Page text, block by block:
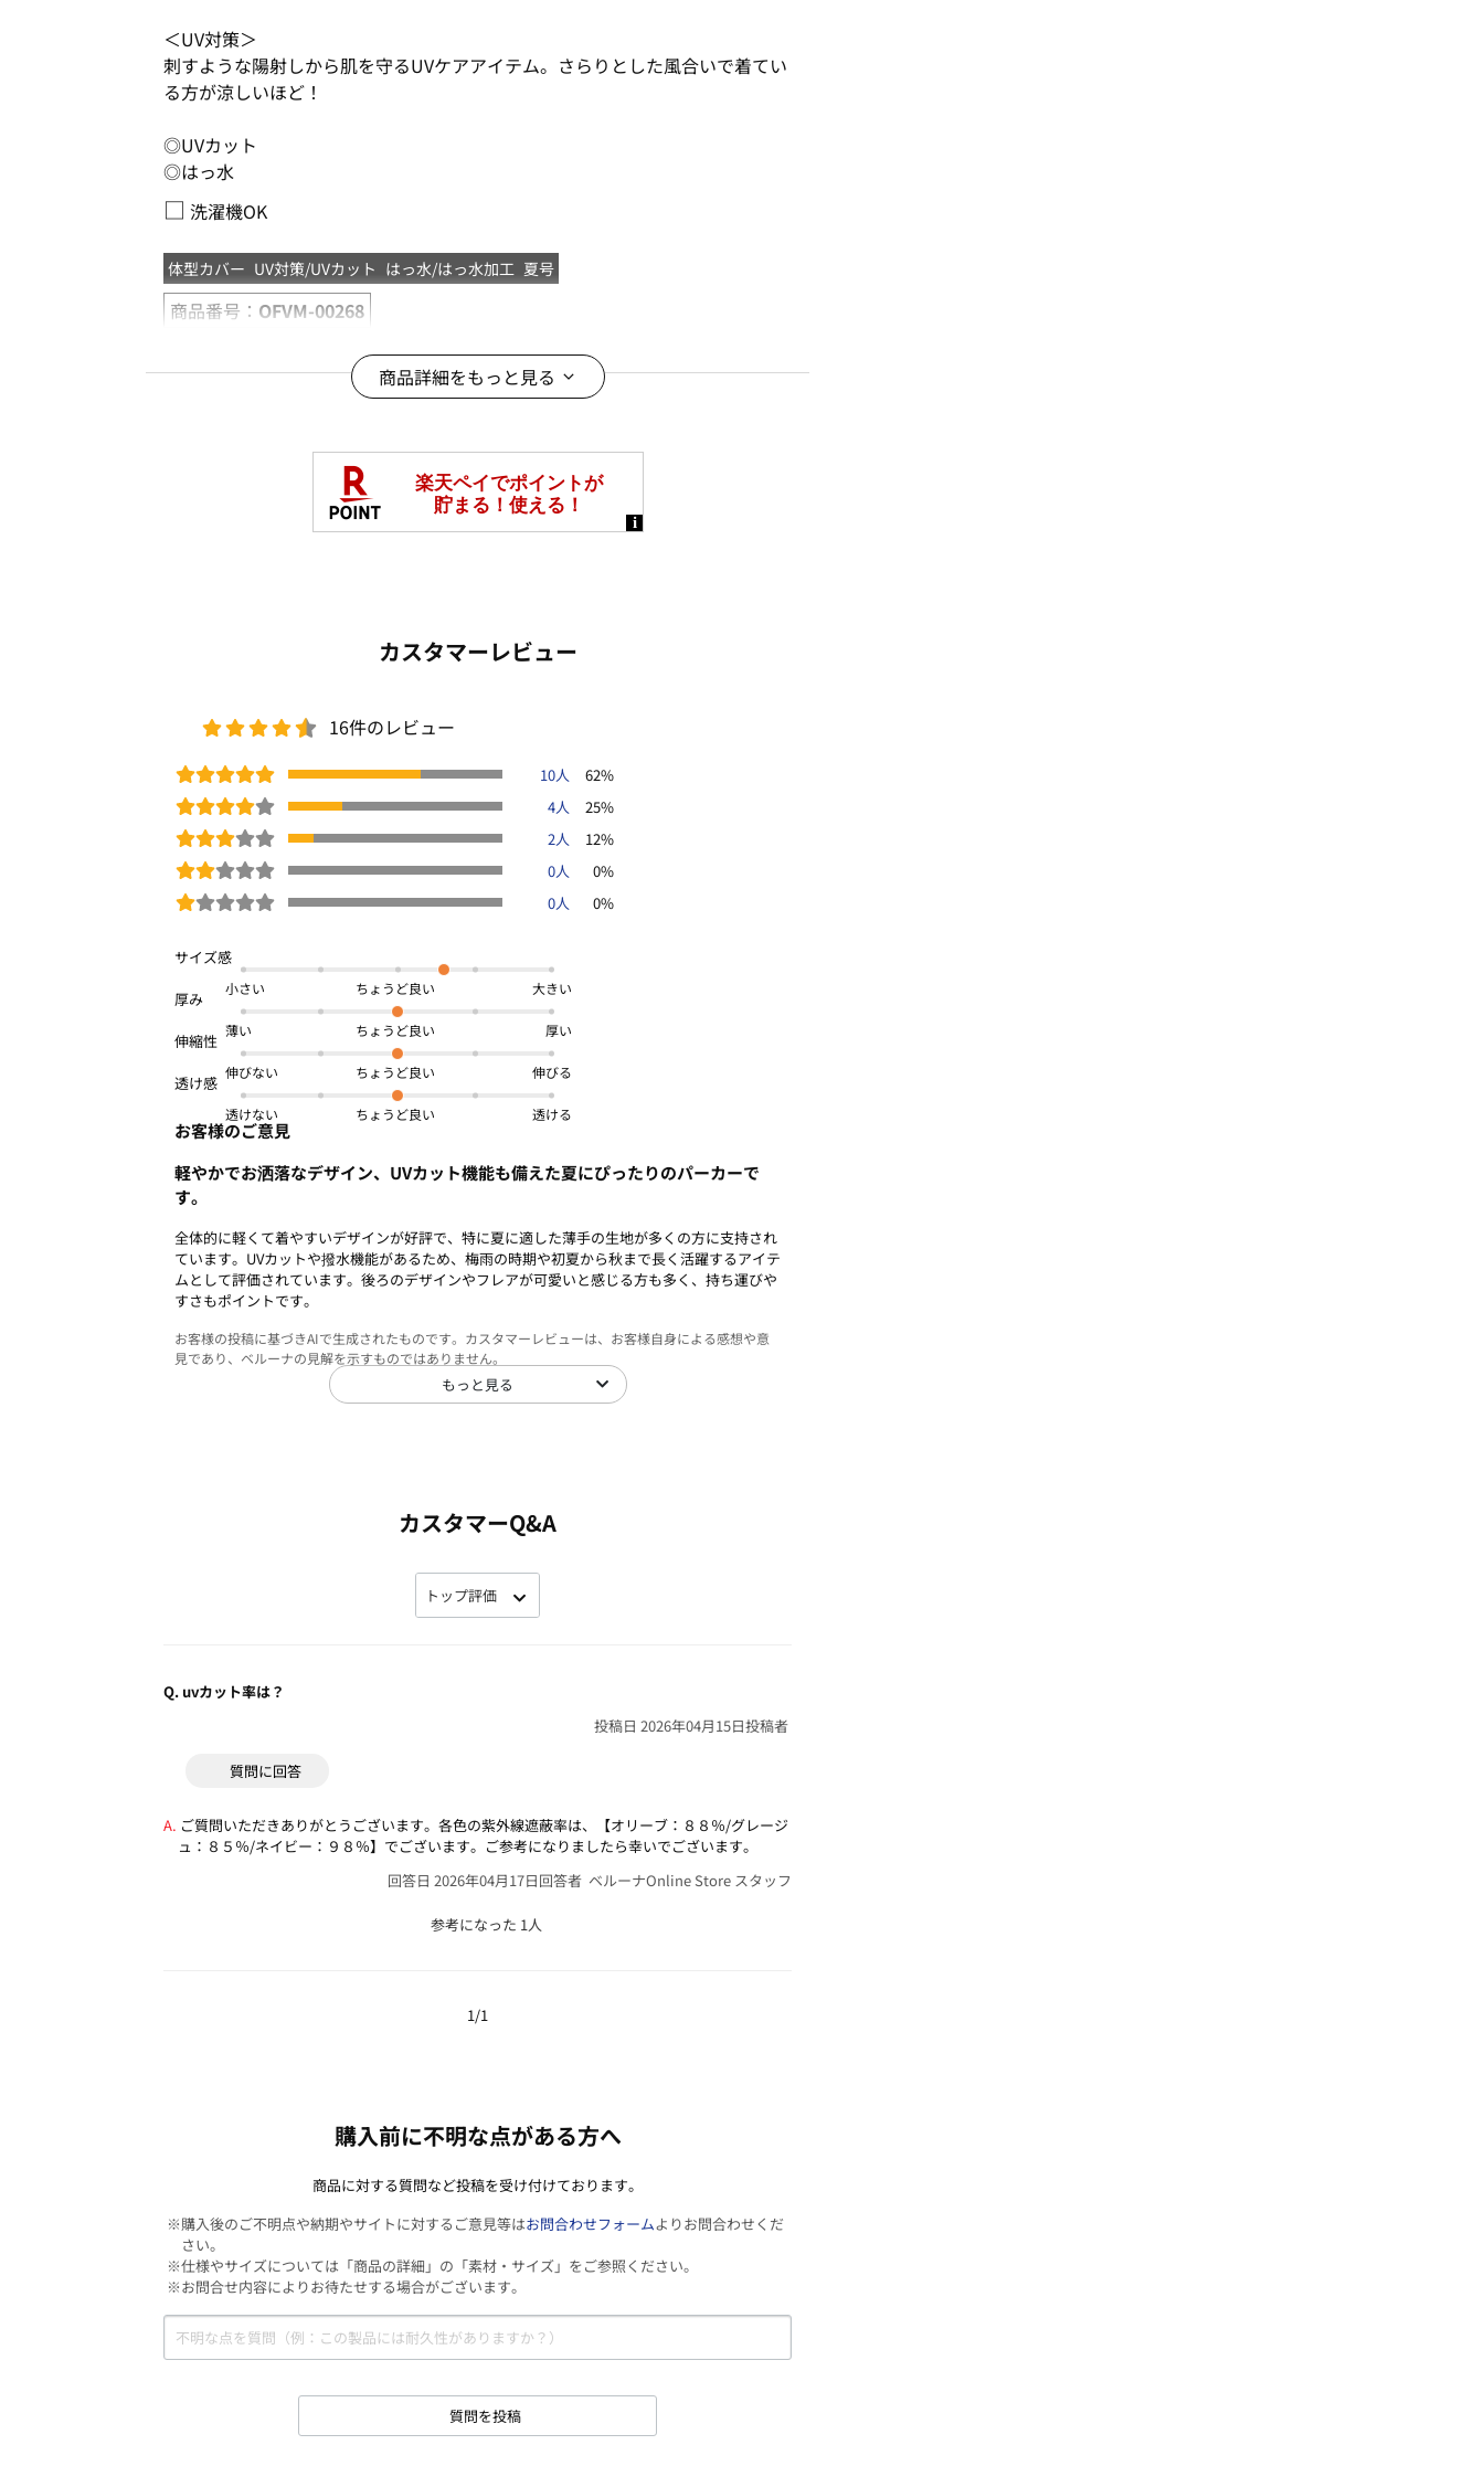
＜UV対策＞
刺すような陽射しから肌を守るUVケアアイテム。さらりとした風合いで着てい
る方が涼しいほど！
◎UVカット
◎はっ水
□ 洗濯機OK
体型カバー UV対策/UVカット はっ水/はっ水加工 夏号
商品番号： OFVM-00268
商品詳細をもっと見る
カスタマーレビュー
16件のレビュー
10人
62%
4人
25%
2人
12%
0人
0%
0人
0%
小さい 大きい
薄い 厚い
伸びない 伸びる
透けない 透ける
お客様のご意見
軽やかでお洒落なデザイン、UVカット機能も備えた夏にぴったりのパーカーで
す。
全体的に軽くて着やすいデザインが好評で、特に夏に適した薄手の生地が多くの方に支持され
ています。UVカットや撥水機能があるため、梅雨の時期や初夏から秋まで長く活躍するアイテ
ムとして評価されています。後ろのデザインやフレアが可愛いと感じる方も多く、持ち運びや
すさもポイントです。
お客様の投稿に基づきAIで生成されたものです。カスタマーレビューは、お客様自身による感想や意
見であり、ベルーナの見解を示すものではありません。
もっと見る
カスタマーQ&A
Q. uvカット率は？
投稿者
投稿日 2026年04月15日
ご質問いただきありがとうございます。各色の紫外線遮蔽率は、【オリーブ：８８％/グレージ
ュ：８５％/ネイビー：９８％】でございます。ご参考になりましたら幸いでございます。
回答者 ベルーナOnline Store スタッフ
回答日 2026年04月17日
参考になった 1人
質問に回答
1/1
購入前に不明な点がある方へ
商品に対する質問など投稿を受け付けております。
※購入後のご不明点や納期やサイトに対するご意見等はお問合わせフォームよりお問合わせくだ
さい。
※仕様やサイズについては「商品の詳細」の「素材・サイズ」をご参照ください。
※お問合せ内容によりお待たせする場合がございます。
質問を投稿